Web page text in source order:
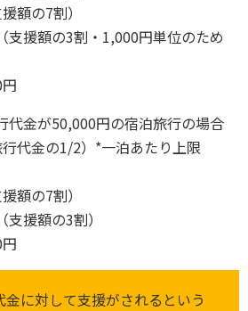
額の7割）
支援額の3割・1,000円単位のため
代金が50,000円の宿泊旅行の場合
代金の1/2）*一泊あたり上限
額の7割）
援額の3割）
に対して支援がされるという